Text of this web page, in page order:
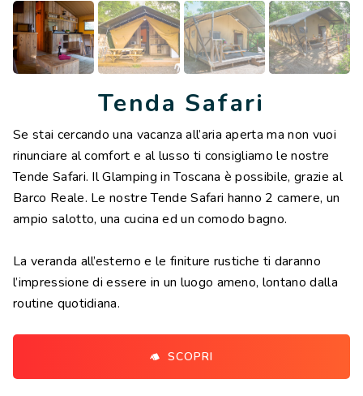
Tenda Safari
Se stai cercando una vacanza all’aria aperta ma non vuoi
rinunciare al comfort e al lusso ti consigliamo le nostre
Tende Safari. Il Glamping in Toscana è possibile, grazie al
Barco Reale. Le nostre Tende Safari hanno 2 camere, un
ampio salotto, una cucina ed un comodo bagno.
La veranda all’esterno e le finiture rustiche ti daranno
l’impressione di essere in un luogo ameno, lontano dalla
routine quotidiana.
SCOPRI